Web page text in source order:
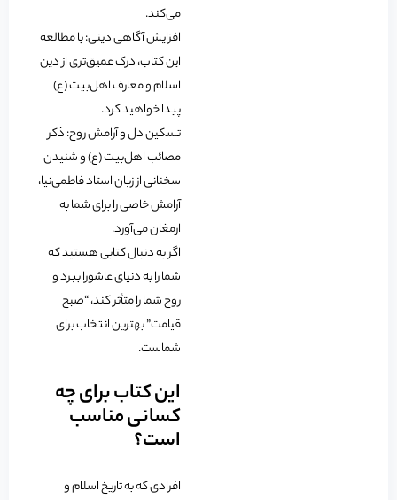
می‌کند.
افزایش آگاهی دینی: با مطالعه
این کتاب، درک عمیق‌تری از دین
اسلام و معارف اهل‌بیت (ع)
پیدا خواهید کرد.
تسکین دل و آرامش روح: ذکر
مصائب اهل‌بیت (ع) و شنیدن
سخنانی از زبان استاد فاطمی‌نیا،
آرامش خاصی را برای شما به
ارمغان می‌آورد.
اگر به دنبال کتابی هستید که
شما را به دنیای عاشورا ببرد و
روح شما را متأثر کند، “صبح
قیامت” بهترین انتخاب برای
شماست.
این کتاب برای چه
کسانی مناسب
است؟
افرادی که به تاریخ اسلام و